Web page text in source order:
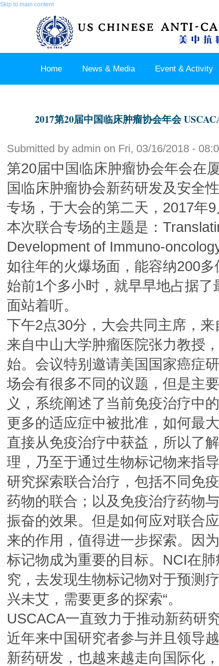
Skip to main content
Home News & Media Event & Activity
2017第20届中国临床肿瘤协会年会
Submitted by admin on Fri, 03/16/2018 -
第20届中国临床肿瘤协会年会在
国临床肿瘤协会新药研发及安全
专场，于大会的第二天，2017年
本次联合专场的主题是：
Development of Immuno-
如往年的火爆场面，能容纳200
始前1个多小时，就早早地占据
面站着听。
下午2点30分，大会共同主席，
来自中山大学肿瘤医院张力教授
始。会议特别邀请美国国家癌症
场会有很多不同的议题，但是主
义，系统阐述了当前免疫治疗中
更多的适应症中被批准，如何最
直接从免疫治疗中获益，所以了
理，乃至于通过生物标记物来指
研究探索联合治疗，包括不同免
药物的联合；以及免疫治疗药物
振奋的效果。但是如何应对联合
来的作用，值得进一步探索。因
标记物成为重要的目标。NCI在
究，去发现生物标记物对于预测
兴未艾，需要更多的探索“。
USCACA一直致力于推动新药研
近年来中国研究者参与并且领导
新药研发，也越来越走向国际化